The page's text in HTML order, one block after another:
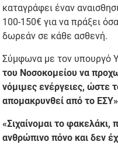
καταγράφει έναν
100-150€ για να πράξει
δωρεάν σε κάθε ασθενή.
Σύμφωνα με τον υπουργό
του Νοσοκομείου να
νόμιμες ενέργειες, ώστε
απομακρυνθεί από το
«Σιχαίνομαι το
ανθρώπινο πόνο και δεν